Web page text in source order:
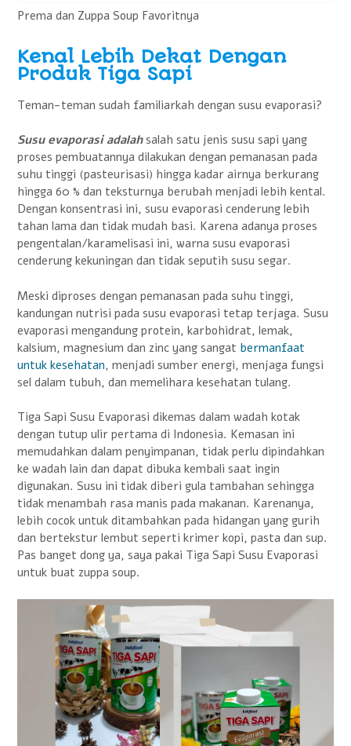
Prema dan Zuppa Soup Favoritnya
Kenal Lebih Dekat Dengan
Produk Tiga Sapi
Teman-teman sudah familiarkah dengan susu evaporasi?
Susu evaporasi adalahsalah satu jenis susu sapi yang
proses pembuatannya dilakukan dengan pemanasan pada
suhu tinggi (pasteurisasi) hingga kadar airnya berkurang
hingga 60 % dan teksturnya berubah menjadi lebih kental.
Dengan konsentrasi ini, susu evaporasi cenderung lebih
tahan lama dan tidak mudah basi. Karena adanya proses
pengentalan/karamelisasi ini, warna susu evaporasi
cenderung kekuningan dan tidak seputih susu segar.
Meski diproses dengan pemanasan pada suhu tinggi,
kandungan nutrisi pada susu evaporasi tetap terjaga. Susu
evaporasi mengandung protein, karbohidrat, lemak,
kalsium, magnesium dan zinc yang sangat bermanfaat
untuk kesehatan, menjadi sumber energi, menjaga fungsi
sel dalam tubuh, dan memelihara kesehatan tulang.
Tiga Sapi Susu Evaporasi dikemas dalam wadah kotak
dengan tutup ulir pertama di Indonesia. Kemasan ini
memudahkan dalam penyimpanan, tidak perlu dipindahkan
ke wadah lain dan dapat dibuka kembali saat ingin
digunakan. Susu ini tidak diberi gula tambahan sehingga
tidak menambah rasa manis pada makanan. Karenanya,
lebih cocok untuk ditambahkan pada hidangan yang gurih
dan bertekstur lembut seperti krimer kopi, pasta dan sup.
Pas banget dong ya, saya pakai Tiga Sapi Susu Evaporasi
untuk buat zuppa soup.